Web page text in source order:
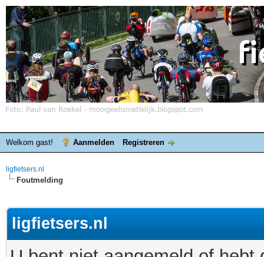
Welkom gast! Aanmelden Registreren
ligfietsers.nl
Foutmelding
ligfietsers.nl